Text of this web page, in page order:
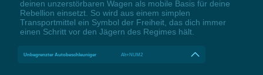
deinen unzerstörbaren Wagen als mobile Basis für deine
Rebellion einsetzt. So wird aus einem simplen
Transportmittel ein Symbol der Freiheit, das dich immer
einen Schritt vor den Jägern des Regimes hält.
Unbegrenzter Autobeschleuniger Alt+NUM2